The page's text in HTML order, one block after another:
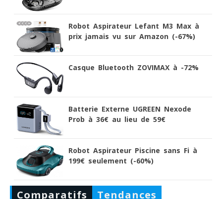
Robot Aspirateur Lefant M3 Max à
prix jamais vu sur Amazon (-67%)
Casque Bluetooth ZOVIMAX à -72%
Batterie Externe UGREEN Nexode
Prob à 36€ au lieu de 59€
Robot Aspirateur Piscine sans Fi à
199€ seulement (-60%)
Comparatifs Tendances